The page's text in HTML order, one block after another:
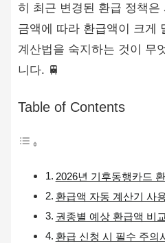
히 최근 변경된 환급 정책은
금액에 따라 환급액이 크게
계산법을 숙지하는 것이 무
니다. 🚆
Table of Contents
2026년 기후동행카드
환급액 자동 계산기 사
권종별 예상 환급액 비
환급 신청 시 필수 주의